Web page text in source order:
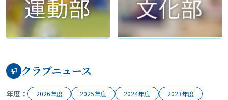
クラブニュース
年度： 2026年度 2025年度 2024年度
2023年度